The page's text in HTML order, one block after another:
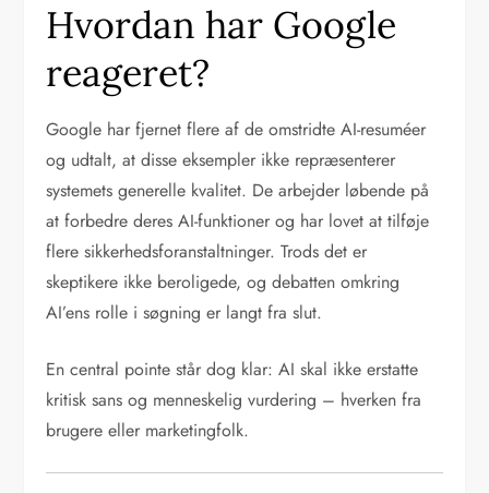
Hvordan har Google
reageret?
Google har fjernet flere af de omstridte AI-resuméer
og udtalt, at disse eksempler ikke repræsenterer
systemets generelle kvalitet. De arbejder løbende på
at forbedre deres AI-funktioner og har lovet at tilføje
flere sikkerhedsforanstaltninger. Trods det er
skeptikere ikke beroligede, og debatten omkring
AI’ens rolle i søgning er langt fra slut.
En central pointe står dog klar: AI skal ikke erstatte
kritisk sans og menneskelig vurdering – hverken fra
brugere eller marketingfolk.